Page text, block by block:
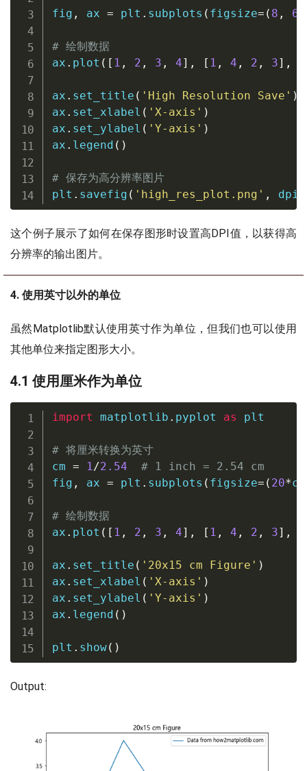
fig , ax = plt . subplots ( figsize= ( 8 , 6
# 绘制数据
ax . plot ( [ 1 , 2 , 3 , 4] , [ 1 , 4 , 2 , 3] ,
ax . set_title ( 'High Resolution Save' )
ax . set_xlabel ( 'X-axis' )
ax . set_ylabel ( 'Y-axis' )
ax . legend ( )
# 保存为高分辨率图片
plt . savefig ( 'high_res_plot.png' , dpi
这个例子展示了如何在保存图形时设置高DPI值，以获得高
分辨率的输出图片。
4. 使用英寸以外的单位
虽然Matplotlib默认使用英寸作为单位，但我们也可以使用
其他单位来指定图形大小。
4.1 使用厘米作为单位
import matplotlib . pyplot as plt
# 将厘米转换为英寸
cm = 1/2.54
# 1 inch = 2.54 cm
fig , ax = plt . subplots ( figsize= ( 20*cm
# 绘制数据
ax . plot ( [ 1 , 2 , 3 , 4] , [ 1 , 4 , 2 , 3] ,
ax . set_title ( '20x15 cm Figure' )
ax . set_xlabel ( 'X-axis' )
ax . set_ylabel ( 'Y-axis' )
ax . legend ( )
plt . show( )
Output: